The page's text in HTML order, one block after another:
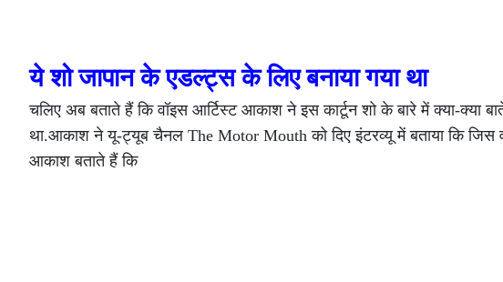
ये शो जापान के एडल्ट्स के लिए बनाया गया था
चलिए अब बताते हैं कि वॉइस आर्टिस्ट आकाश ने इस कार्टून शो के बारे में क्या-क्या
था.आकाश ने यू-ट्यूब चैनल The Motor Mouth को दिए इंटरव्यू में बताया कि जिस
आकाश बताते हैं कि